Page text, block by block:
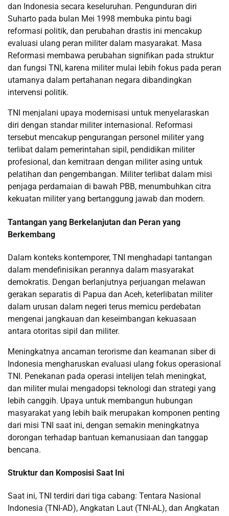
dan Indonesia secara keseluruhan. Pengunduran diri
Suharto pada bulan Mei 1998 membuka pintu bagi
reformasi politik, dan perubahan drastis ini mencakup
evaluasi ulang peran militer dalam masyarakat. Masa
Reformasi membawa perubahan signifikan pada struktur
dan fungsi TNI, karena militer mulai lebih fokus pada peran
utamanya dalam pertahanan negara dibandingkan
intervensi politik.
TNI menjalani upaya modernisasi untuk menyelaraskan
diri dengan standar militer internasional. Reformasi
tersebut mencakup pengurangan personel militer yang
terlibat dalam pemerintahan sipil, pendidikan militer
profesional, dan kemitraan dengan militer asing untuk
pelatihan dan pengembangan. Militer terlibat dalam misi
penjaga perdamaian di bawah PBB, menumbuhkan citra
kekuatan militer yang bertanggung jawab dan modern.
Tantangan yang Berkelanjutan dan Peran yang
Berkembang
Dalam konteks kontemporer, TNI menghadapi tantangan
dalam mendefinisikan perannya dalam masyarakat
demokratis. Dengan berlanjutnya perjuangan melawan
gerakan separatis di Papua dan Aceh, keterlibatan militer
dalam urusan dalam negeri terus memicu perdebatan
mengenai jangkauan dan keseimbangan kekuasaan
antara otoritas sipil dan militer.
Meningkatnya ancaman terorisme dan keamanan siber di
Indonesia mengharuskan evaluasi ulang fokus operasional
TNI. Penekanan pada operasi intelijen telah meningkat,
dan militer mulai mengadopsi teknologi dan strategi yang
lebih canggih. Upaya untuk membangun hubungan
masyarakat yang lebih baik merupakan komponen penting
dari misi TNI saat ini, dengan semakin meningkatnya
dorongan terhadap bantuan kemanusiaan dan tanggap
bencana.
Struktur dan Komposisi Saat Ini
Saat ini, TNI terdiri dari tiga cabang: Tentara Nasional
Indonesia (TNI-AD), Angkatan Laut (TNI-AL), dan Angkatan